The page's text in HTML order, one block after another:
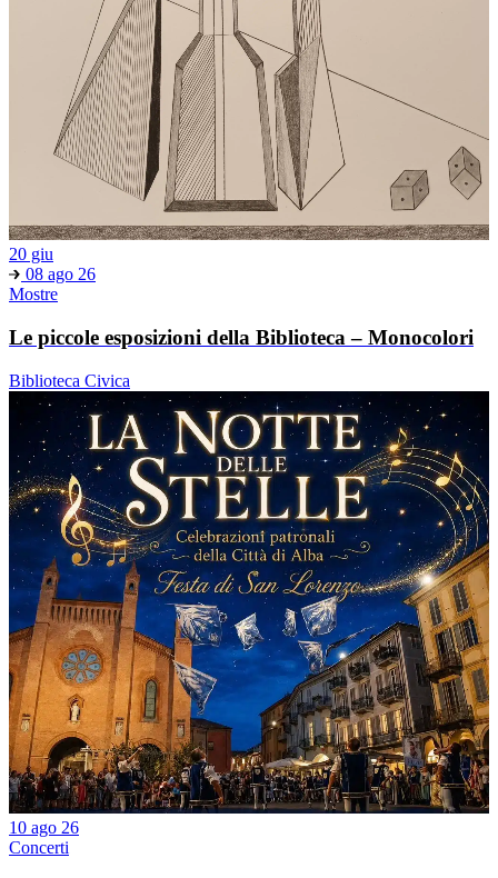
20 giu
08 ago 26
Mostre
Le piccole esposizioni della Biblioteca – Monocolori
Biblioteca Civica
10 ago 26
Concerti